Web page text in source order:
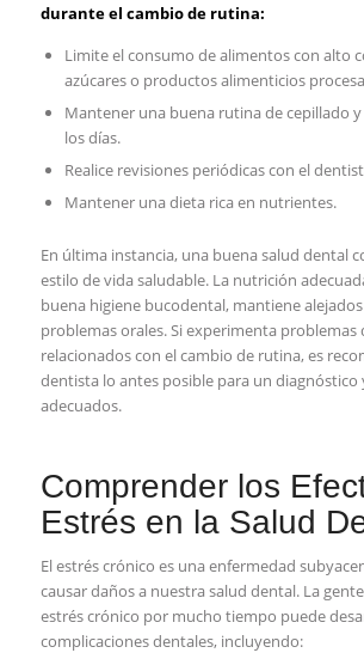
durante el cambio de ⁢rutina:
Limite el⁤ consumo ‍de alimentos con ‍alto
azúcares o productos alimenticios
Mantener una⁤ buena ​rutina de cepillado​
los días.
Realice⁤ revisiones periódicas con ⁢el
Mantener una dieta rica en nutrientes.
En última instancia, una buena salud dental
⁣estilo de⁢ vida⁤ saludable. La nutrición
buena⁢ higiene bucodental, mantiene
problemas​ orales. Si experimenta problemas
relacionados con ​el cambio‌ de⁤ rutina,‍ es
dentista lo antes‍ posible para un
adecuados.
Comprender los​
Estrés en la Salud
El⁣ estrés crónico es ⁤una ⁤enfermedad
causar daños‌ a nuestra salud dental. ‍La
⁢estrés crónico por⁢ mucho tiempo puede
complicaciones dentales, incluyendo: